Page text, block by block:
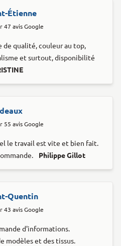
Étienne
47 avis Google
de qualité, couleur au top,
et surtout, disponibilité
55 avis Google
le travail est vite et bien fait.
Philippe Gillot
Quentin
43 avis Google
d'informations.
modèles et des tissus.